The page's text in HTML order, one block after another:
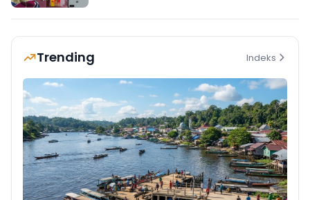
Trending Indeks